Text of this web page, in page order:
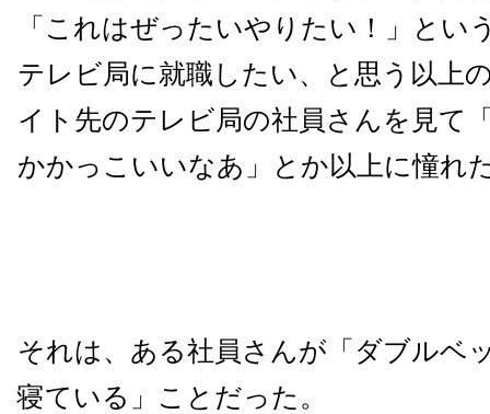
「これはぜったいやりたい！」とい
テレビ局に就職したい、と思う以上
イト先のテレビ局の社員さんを見て
かかっこいいなあ」とか以上に憧れ
それは、ある社員さんが「ダブルベ
寝ている」ことだった。